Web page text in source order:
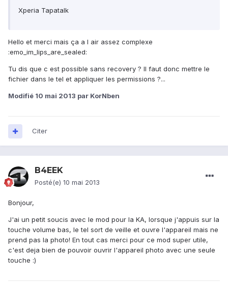
Xperia Tapatalk
Hello et merci mais ça a l air assez complexe
:emo_im_lips_are_sealed:
Tu dis que c est possible sans recovery ? Il faut donc mettre le
fichier dans le tel et appliquer les permissions ?...
Modifié 10 mai 2013 par KorNben
Citer
B4EEK
Posté(e) 10 mai 2013
Bonjour,
J'ai un petit soucis avec le mod pour la KA, lorsque j'appuis sur la
touche volume bas, le tel sort de veille et ouvre l'appareil mais ne
prend pas la photo! En tout cas merci pour ce mod super utile,
c'est deja bien de pouvoir ouvrir l'appareil photo avec une seule
touche :)